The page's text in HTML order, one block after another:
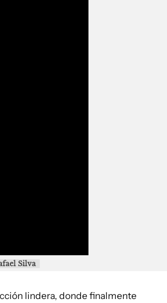
Silva
lindera, donde finalmente